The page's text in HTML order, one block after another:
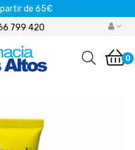
partir de 65€
799 420
0